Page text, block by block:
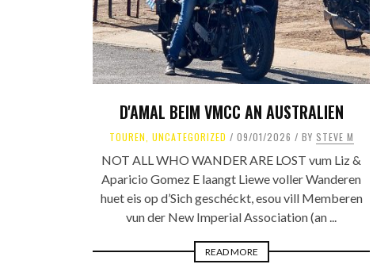
D'AMAL BEIM VMCC AN AUSTRALIEN
TOUREN UNCATEGORIZED 09/01/2026 BY STEVE M
NOT ALL WHO WANDER ARE LOST vum Liz &
Aparicio Gomez E laangt Liewe voller Wanderen
huet eis op d’Sich geschéckt, esou vill Memberen
vun der New Imperial Association (an ...
READ MORE